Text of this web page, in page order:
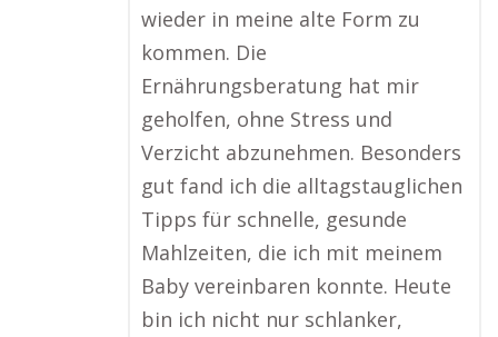
wieder in meine alte Form zu
kommen. Die
Ernährungsberatung hat mir
geholfen, ohne Stress und
Verzicht abzunehmen. Besonders
gut fand ich die alltagstauglichen
Tipps für schnelle, gesunde
Mahlzeiten, die ich mit meinem
Baby vereinbaren konnte. Heute
bin ich nicht nur schlanker,